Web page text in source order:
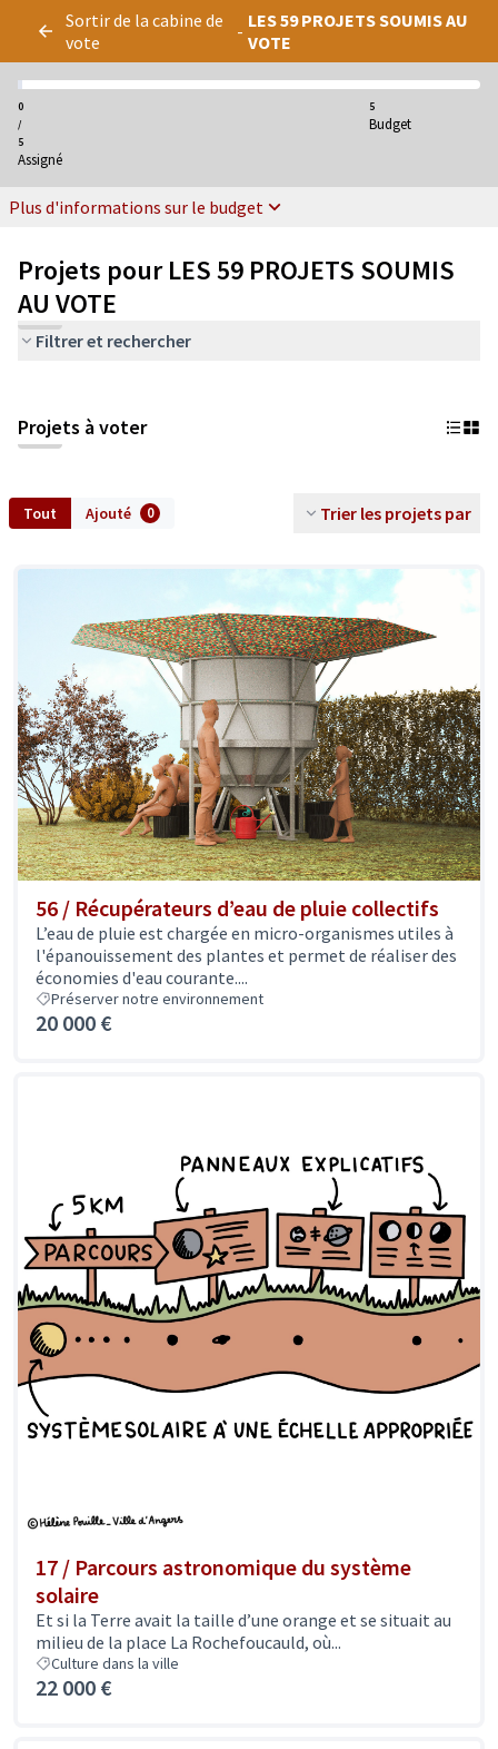
Sortir de la cabine de
vote
- LES 59 PROJETS SOUMIS AU
VOTE
0
/
5
Assigné
5
Budget
Plus d'informations sur le budget
Projets pour LES 59 PROJETS SOUMIS
AU VOTE
Filtrer et rechercher
Projets à voter
Tout Ajouté 0 Trier les projets par
56 / Récupérateurs d’eau de pluie collectifs
L’eau de pluie est chargée en micro-organismes utiles à
l'épanouissement des plantes et permet de réaliser des
économies d'eau courante....
Préserver notre environnement
20 000 €
17 / Parcours astronomique du système
solaire
Et si la Terre avait la taille d’une orange et se situait au
milieu de la place La Rochefoucauld, où...
Culture dans la ville
22 000 €
Panneau de gestion des cookies